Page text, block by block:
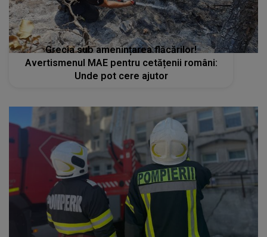
Grecia sub amenințarea flăcărilor!
Avertismenul MAE pentru cetățenii români:
Unde pot cere ajutor